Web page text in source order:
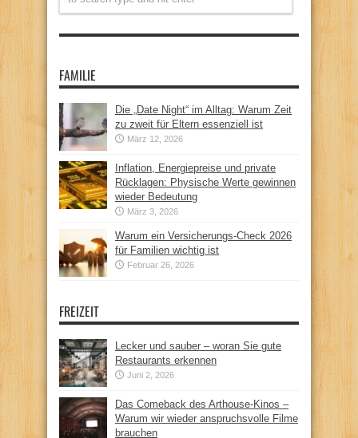
FAMILIE
Die „Date Night“ im Alltag: Warum Zeit
zu zweit für Eltern essenziell ist
März 12, 2026
Inflation, Energiepreise und private
Rücklagen: Physische Werte gewinnen
wieder Bedeutung
März 3, 2026
Warum ein Versicherungs-Check 2026
für Familien wichtig ist
Februar 26, 2026
FREIZEIT
Lecker und sauber – woran Sie gute
Restaurants erkennen
Juni 2, 2026
Das Comeback des Arthouse-Kinos –
Warum wir wieder anspruchsvolle Filme
brauchen